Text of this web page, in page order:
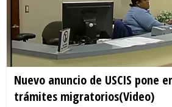
Nuevo anuncio de USCIS pone
trámites migratorios(Video)